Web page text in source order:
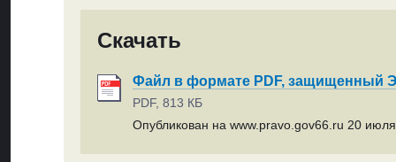
Скачать
Файл в формате PDF, защищенный
PDF, 813 КБ
Опубликован на www.pravo.gov66.ru 20 июля